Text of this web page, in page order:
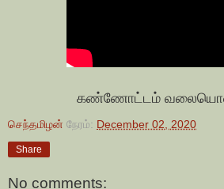
கண்ணோட்டம்
செந்தமிழன் நேரம்: December 02, 2020
Share
No comments: